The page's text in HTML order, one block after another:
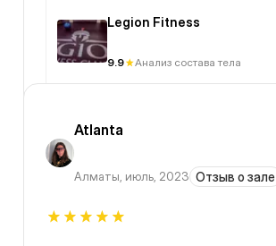
Legion Fitness
9.9 Анализ состава тела
Atlanta
Алматы, июль, 2023 Отзыв о зале